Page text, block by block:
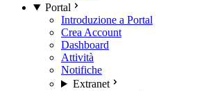
Portal
Introduzione a Portal
Crea Account
Dashboard
Attività
Notifiche
Extranet